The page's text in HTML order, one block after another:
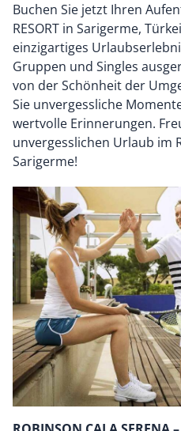
Buchen Sie jetzt Ihren
RESORT in Sarigerme,
einzigartiges
Gruppen und Singles
von der Schönheit der
Sie unvergessliche
wertvolle Erinnerungen.
unvergesslichen Urlaub im
Sarigerme!